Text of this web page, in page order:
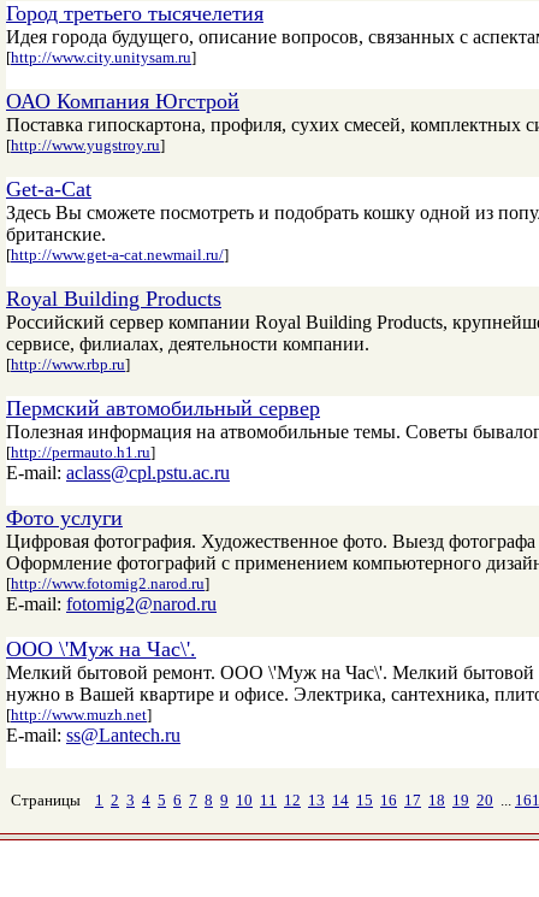
Город третьего тысячелетия
Идея города будущего, описание вопросов, связанных с
[http://www.city.unitysam.ru]
ОАО Компания Югстрой
Поставка гипоскартона, профиля, сухих смесей, комплектных
[http://www.yugstroy.ru]
Get-a-Cat
Здесь Вы сможете посмотреть и подобрать кошку одной из
британские.
[http://www.get-a-cat.newmail.ru/]
Royal Building Products
Российский сервер компании Royal Building Products,
сервисе, филиалах, деятельности компании.
[http://www.rbp.ru]
Пермский автомобильный сервер
Полезная информация на атвомобильные темы. Советы
[http://permauto.h1.ru]
E-mail: aclass@cpl.pstu.ac.ru
Фото услуги
Цифровая фотография. Художественное фото. Выезд
Оформление фотографий с применением компьютерного
[http://www.fotomig2.narod.ru]
E-mail: fotomig2@narod.ru
ООО \'Муж на Час\'.
Мелкий бытовой ремонт. ООО \'Муж на Час\'. Мелкий бытовой
нужно в Вашей квартире и офисе. Электрика, сантехника,
[http://www.muzh.net]
E-mail: ss@Lantech.ru
Страницы 1 2 3 4 5 6 7 8 9 10 11 12 13 14 15 16 17 18 19 20 ... 161